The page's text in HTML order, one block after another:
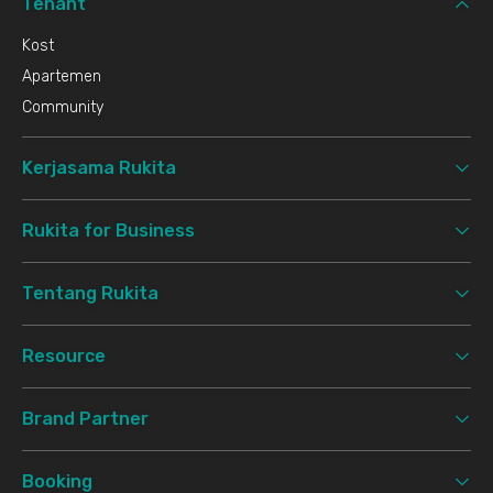
Kost
Apartemen
Community
Kerjasama Rukita
Rukita for Business
Tentang Rukita
Resource
Brand Partner
Booking